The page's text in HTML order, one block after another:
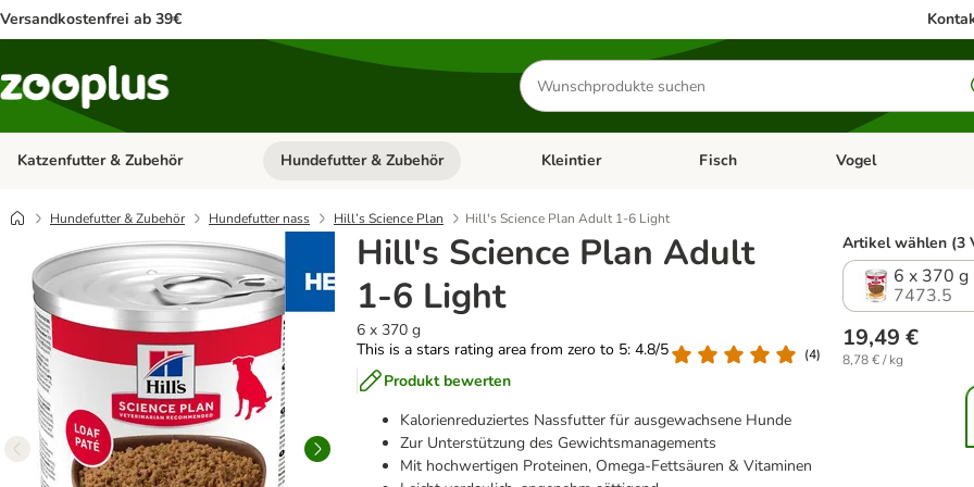
Versandkostenfrei ab 39€
Produkte
suchen
Katzenfutter & Zubehör Kategorie-Menü öffnen: Katzenfutter & Zubehör
Hundefutter & Zubehör Kategorie-Menü öffnen: Hundefutter & Zubehör
Kleintier Kategorie-Menü öffnen: Kleintier
Fisch Kategorie-Menü
Vogel
Hundefutter & Zubehör Hundefutter nass Hill’s Science Plan Hill's Science Plan Adult 1-6 Light
Hill's Science Plan Adult
1-6 Light
6 x 370 g
This is a stars rating area from zero to 5: 4.8/5
(4)
Produkt bewerten
Kalorienreduziertes Nassfutter für ausgewachsene Hunde
Zur Unterstützung des Gewichtsmanagements
Mit hochwertigen Proteinen, Omega-Fettsäuren & Vitaminen
Artikel wählen (3
6 x 370 g
7473.5
19,49 €
8,78 € / kg